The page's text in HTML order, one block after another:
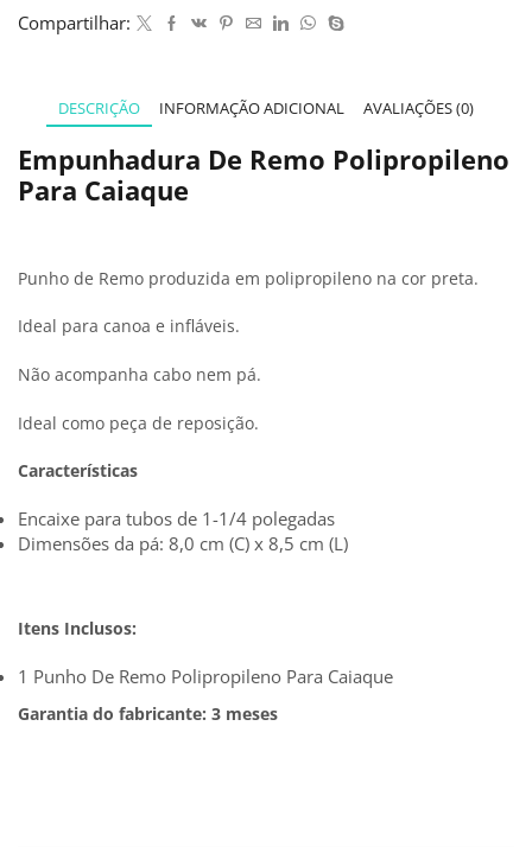
Compartilhar:
DESCRIÇÃO INFORMAÇÃO ADICIONAL AVALIAÇÕES (0)
Empunhadura De Remo Polipropileno
Para Caiaque
Punho de Remo produzida em polipropileno na cor preta.
Ideal para canoa e infláveis.
Não acompanha cabo nem pá.
Ideal como peça de reposição.
Características
Encaixe para tubos de 1-1/4 polegadas
Dimensões da pá: 8,0 cm (C) x 8,5 cm (L)
Itens Inclusos:
1 Punho De Remo Polipropileno Para Caiaque
Garantia do fabricante: 3 meses